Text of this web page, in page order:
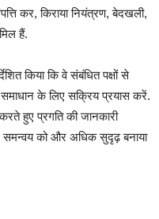
कर, किराया नियंत्रण, बेदखली,
हैं.
किया कि वे संबंधित पक्षों से
समाधान के लिए सक्रिय प्रयास करें.
हुए प्रगति की जानकारी
समन्वय को और अधिक सुदृढ़ बनाया